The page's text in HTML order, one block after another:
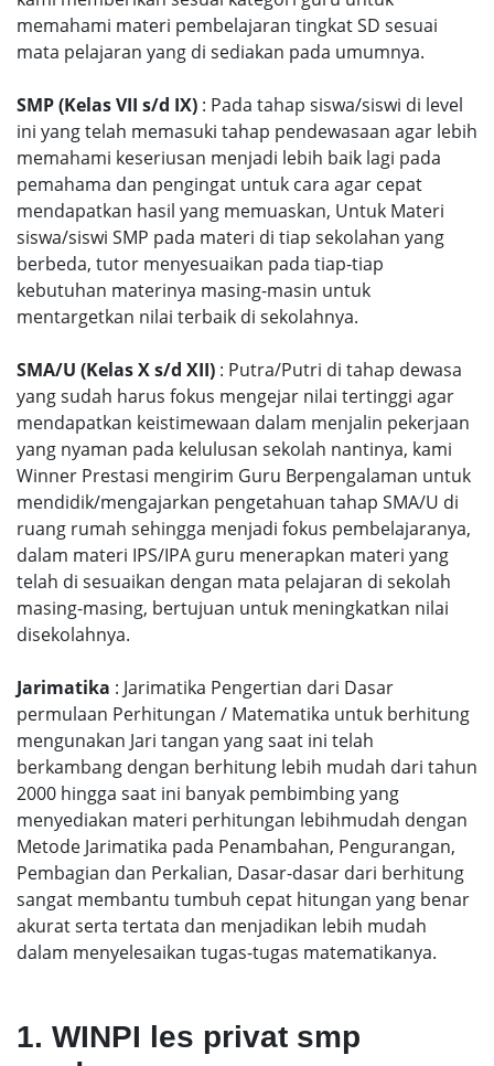
memahami materi pembelajaran tingkat SD sesuai
mata pelajaran yang di sediakan pada umumnya.
SMP (Kelas VII s/d IX) : Pada tahap siswa/siswi di level
ini yang telah memasuki tahap pendewasaan agar lebih
memahami keseriusan menjadi lebih baik lagi pada
pemahama dan pengingat untuk cara agar cepat
mendapatkan hasil yang memuaskan, Untuk Materi
siswa/siswi SMP pada materi di tiap sekolahan yang
berbeda, tutor menyesuaikan pada tiap-tiap
kebutuhan materinya masing-masin untuk
mentargetkan nilai terbaik di sekolahnya.
SMA/U (Kelas X s/d XII) : Putra/Putri di tahap dewasa
yang sudah harus fokus mengejar nilai tertinggi agar
mendapatkan keistimewaan dalam menjalin pekerjaan
yang nyaman pada kelulusan sekolah nantinya, kami
Winner Prestasi mengirim Guru Berpengalaman untuk
mendidik/mengajarkan pengetahuan tahap SMA/U di
ruang rumah sehingga menjadi fokus pembelajaranya,
dalam materi IPS/IPA guru menerapkan materi yang
telah di sesuaikan dengan mata pelajaran di sekolah
masing-masing, bertujuan untuk meningkatkan nilai
disekolahnya.
Jarimatika : Jarimatika Pengertian dari Dasar
permulaan Perhitungan / Matematika untuk berhitung
mengunakan Jari tangan yang saat ini telah
berkambang dengan berhitung lebih mudah dari tahun
2000 hingga saat ini banyak pembimbing yang
menyediakan materi perhitungan lebihmudah dengan
Metode Jarimatika pada Penambahan, Pengurangan,
Pembagian dan Perkalian, Dasar-dasar dari berhitung
sangat membantu tumbuh cepat hitungan yang benar
akurat serta tertata dan menjadikan lebih mudah
dalam menyelesaikan tugas-tugas matematikanya.
1. WINPI les privat smp